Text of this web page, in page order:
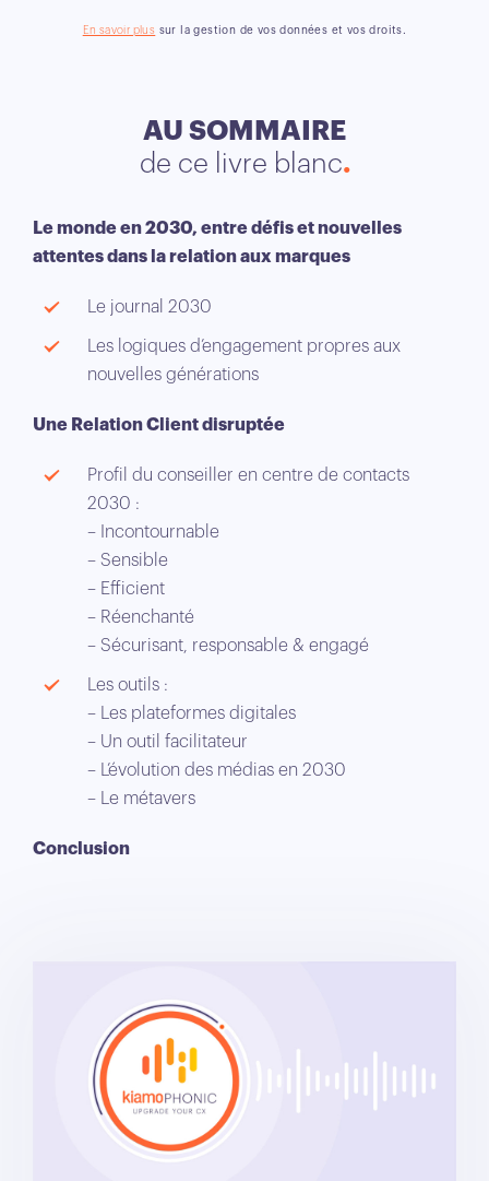
En savoir plus sur la gestion de vos données et vos droits.
AU SOMMAIRE
de ce livre blanc
Le monde en 2030, entre défis et nouvelles
attentes dans la relation aux marques
Le journal 2030
Les logiques d’engagement propres aux
nouvelles générations
Une Relation Client disruptée
Profil du conseiller en centre de contacts
2030 :
– Incontournable
– Sensible
– Efficient
– Réenchanté
– Sécurisant, responsable & engagé
Les outils :
– Les plateformes digitales
– Un outil facilitateur
– L’évolution des médias en 2030
– Le métavers
Conclusion